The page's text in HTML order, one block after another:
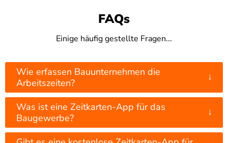
FAQs
Einige häufig gestellte Fragen...
Wie erfassen Bauunternehmen die
Arbeitszeiten?
↓
Was ist eine Zeitkarten-App für das
Baugewerbe?
↓